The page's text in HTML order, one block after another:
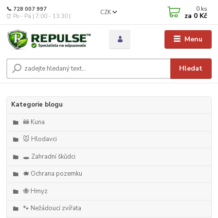
Menu
CZK
Hledat
📞 728 007 997
⏰ Po - Pá | 7:00 - 13:30 |
0 ks
za 0 Kč
Kategorie blogu
🦝 Kuna
🐭 Hlodavci
🕳️ Zahradní škůdci
🐗 Ochrana pozemku
🐝 Hmyz
🐾 Nežádoucí zvířata